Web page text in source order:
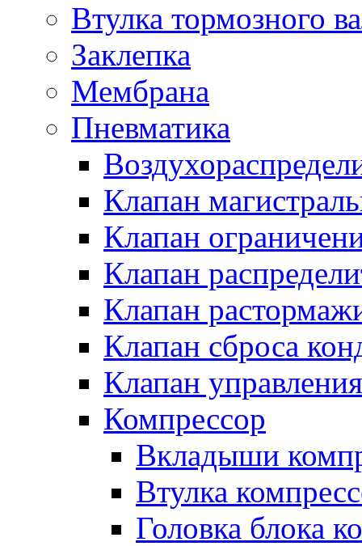
Втулка тормозного
Заклепка
Мембрана
Пневматика
Клапан
Клапан
Клапан
Клапан
Клапан сброса
Клапан управления
Компрессор
Вкладыши
Втулка
Головка блока